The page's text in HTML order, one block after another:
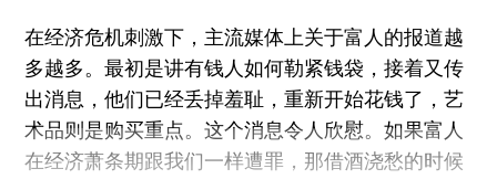
与打造，首先就是一定要让这个目标群体可以购买
得起。第一期零售价是二十美元，接下来的几期逐
渐上涨，直到现在的五十块，而所有的访谈和文字
都可以免费从网站上以PDF格式下载。
在经济危机刺激下，主流媒体上关于富人的报道越
多越多。最初是讲有钱人如何勒紧钱袋，接着又传
出消息，他们已经丢掉羞耻，重新开始花钱了，艺
术品则是购买重点。这个消息令人欣慰。如果富人
在经济萧条期跟我们一样遭罪，那借酒浇愁的时候